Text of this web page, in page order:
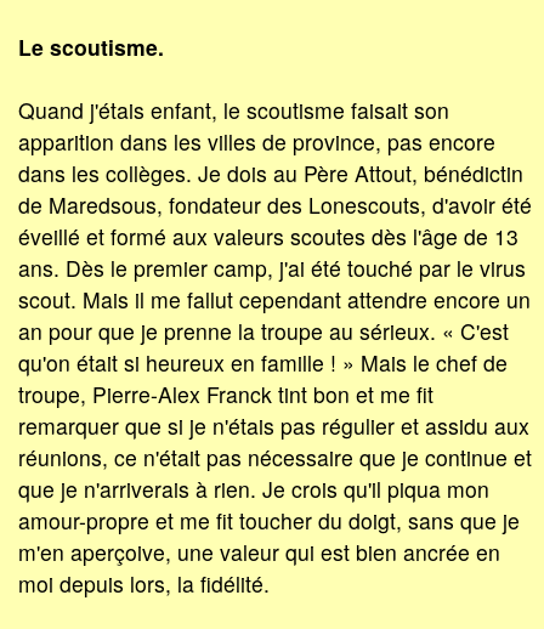
Le scoutisme.
Quand j'étais enfant, le scoutisme faisait son
apparition dans les villes de province, pas encore
dans les collèges. Je dois au Père Attout, bénédictin
de Maredsous, fondateur des Lonescouts, d'avoir été
éveillé et formé aux valeurs scoutes dès l'âge de 13
ans. Dès le premier camp, j'ai été touché par le virus
scout. Mais il me fallut cependant attendre encore un
an pour que je prenne la troupe au sérieux. « C'est
qu'on était si heureux en famille ! » Mais le chef de
troupe, Pierre-Alex Franck tint bon et me fit
remarquer que si je n'étais pas régulier et assidu aux
réunions, ce n'était pas nécessaire que je continue et
que je n'arriverais à rien. Je crois qu'il piqua mon
amour-propre et me fit toucher du doigt, sans que je
m'en aperçoive, une valeur qui est bien ancrée en
moi depuis lors, la fidélité.